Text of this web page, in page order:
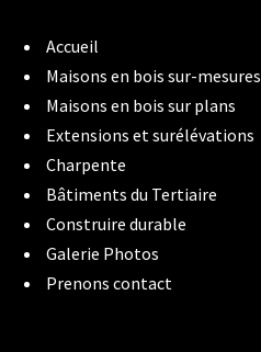
Accueil
Maisons en bois sur-mesures
Maisons en bois sur plans
Extensions et surélévations
Charpente
Bâtiments du Tertiaire
Construire durable
Galerie Photos
Prenons contact